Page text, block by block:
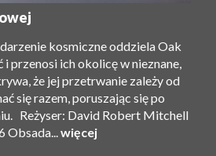
kosmiczne oddziela Oak
przenosi ich okolicę w nieznane,
że ​​jej przetrwanie zależy od
się razem, poruszając się po
Reżyser: David Robert Mitchell
Obsada...więcej